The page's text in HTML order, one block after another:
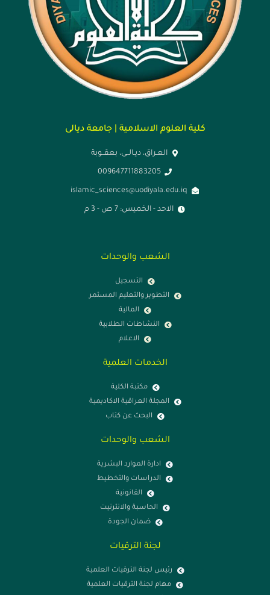
كلية العلوم الاسلامية | جامعة ديالى
العـراق، ديـالــى، بعقــوبة
009647711883205
islamic_sciences@uodiyala.edu.iq
الاحد - الخميس: 7 ص - 3 م
الشعب والوحدات
التطوير والتعليم المستمر
النشاطات الطلابية
الخدمات العلمية
المجلة العراقية الاكاديمية
البحث عن كتاب
الشعب والوحدات
ادارة الموارد البشرية
الدراسات والتخطيط
الحاسبة والانترنيت
ضمان الجودة
رئيس لجنة الترقيات العلمية
مهام لجنة الترقيات العلمية